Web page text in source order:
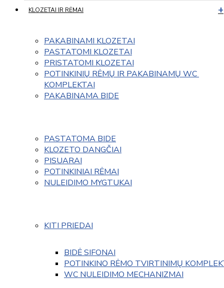
KLOZETAI IR RĖMAI
PAKABINAMI KLOZETAI
PASTATOMI KLOZETAI
PRISTATOMI KLOZETAI
POTINKINIŲ RĖMŲ IR PAKABINAMŲ WC
KOMPLEKTAI
PAKABINAMA BIDE
PASTATOMA BIDE
KLOZETO DANGČIAI
PISUARAI
POTINKINIAI RĖMAI
NULEIDIMO MYGTUKAI
KITI PRIEDAI
BIDĖ SIFONAI
POTINKINO RĖMO TVIRTINIMŲ
WC NULEIDIMO MECHANIZMAI